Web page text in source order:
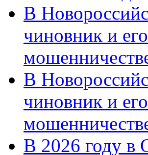
В
чиновник и
В
чиновник и
В 2026 году в